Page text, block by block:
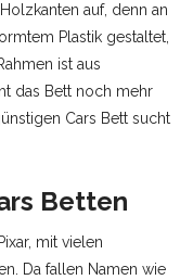
auf, denn an
Plastik gestaltet,
ist aus
das Bett noch mehr
Cars Bett sucht
Betten
mit vielen
Da fallen Namen wie